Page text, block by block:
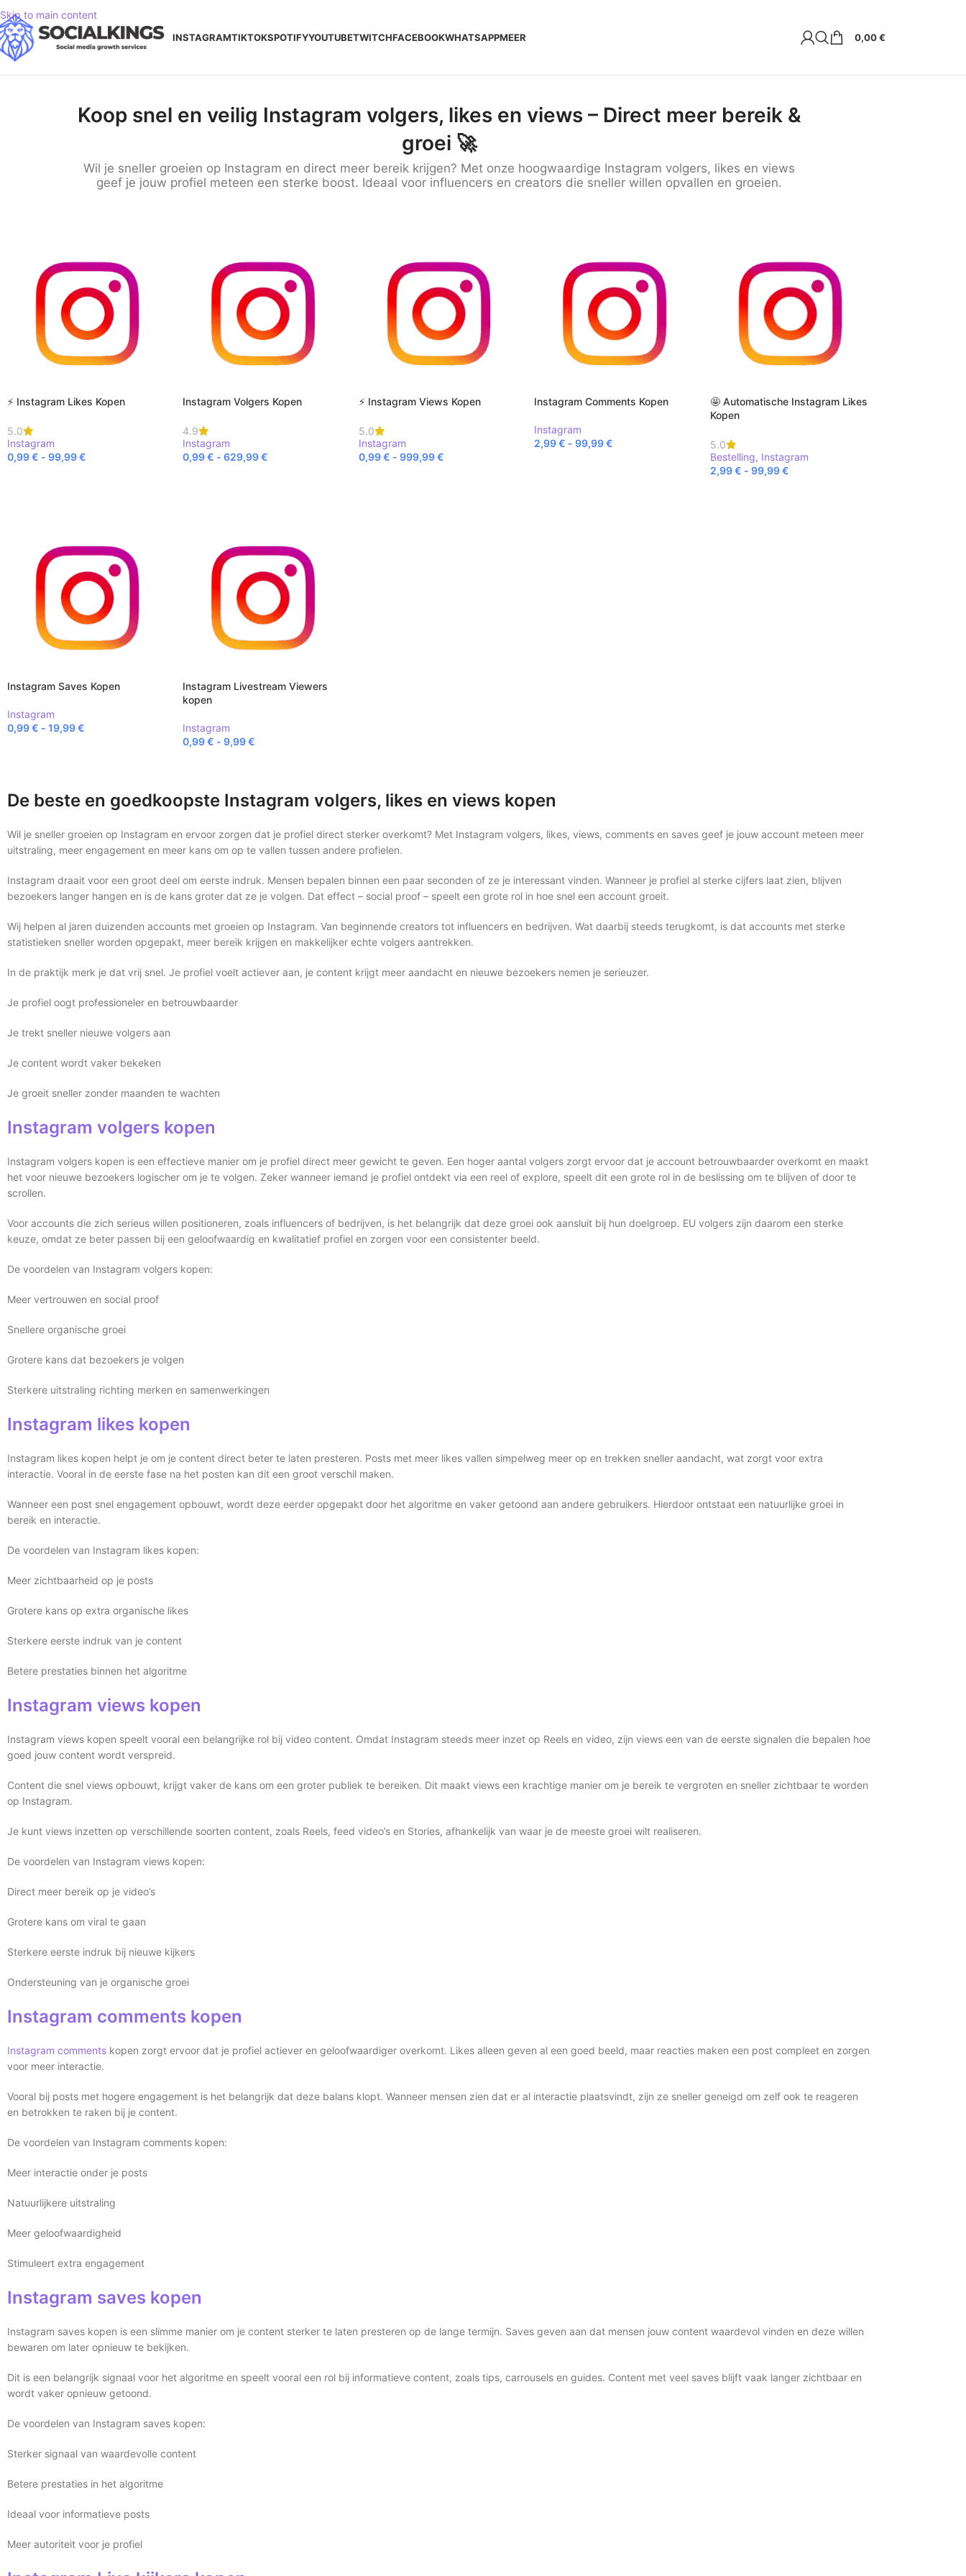
Skip to main content
INSTAGRAMTIKTOKSPOTIFYYOUTUBETWITCHFACEBOOKWHATSAPPMEER 0,00€
Koop snel en veilig Instagram volgers, likes en views – Direct meer bereik &
groei 🚀
Wil je sneller groeien op Instagram en direct meer bereik krijgen? Met onze hoogwaardige Instagram volgers, likes en views
geef je jouw profiel meteen een sterke boost. Ideaal voor influencers en creators die sneller willen opvallen en groeien.
⚡ Instagram Likes Kopen
5.0
Instagram
0,99€ - 99,99€
Instagram Volgers Kopen
4.9
Instagram
0,99€ - 629,99€
⚡ Instagram Views Kopen
5.0
Instagram
0,99€ - 999,99€
Instagram Comments Kopen
Instagram
2,99€ - 99,99€
🤩 Automatische Instagram Likes
Kopen
5.0
Bestelling, Instagram
2,99€ - 99,99€
Instagram Saves Kopen
Instagram
0,99€ - 19,99€
Instagram Livestream Viewers
kopen
Instagram
0,99€ - 9,99€
De beste en goedkoopste Instagram volgers, likes en views kopen
Wil je sneller groeien op Instagram en ervoor zorgen dat je profiel direct sterker overkomt? Met Instagram volgers, likes, views, comments en saves geef je jouw account meteen meer
uitstraling, meer engagement en meer kans om op te vallen tussen andere profielen.
Instagram draait voor een groot deel om eerste indruk. Mensen bepalen binnen een paar seconden of ze je interessant vinden. Wanneer je profiel al sterke cijfers laat zien, blijven
bezoekers langer hangen en is de kans groter dat ze je volgen. Dat effect – social proof – speelt een grote rol in hoe snel een account groeit.
Wij helpen al jaren duizenden accounts met groeien op Instagram. Van beginnende creators tot influencers en bedrijven. Wat daarbij steeds terugkomt, is dat accounts met sterke
statistieken sneller worden opgepakt, meer bereik krijgen en makkelijker echte volgers aantrekken.
In de praktijk merk je dat vrij snel. Je profiel voelt actiever aan, je content krijgt meer aandacht en nieuwe bezoekers nemen je serieuzer.
Je profiel oogt professioneler en betrouwbaarder
Je trekt sneller nieuwe volgers aan
Je content wordt vaker bekeken
Je groeit sneller zonder maanden te wachten
Instagram volgers kopen
Instagram volgers kopen is een effectieve manier om je profiel direct meer gewicht te geven. Een hoger aantal volgers zorgt ervoor dat je account betrouwbaarder overkomt en maakt
het voor nieuwe bezoekers logischer om je te volgen. Zeker wanneer iemand je profiel ontdekt via een reel of explore, speelt dit een grote rol in de beslissing om te blijven of door te
scrollen.
Voor accounts die zich serieus willen positioneren, zoals influencers of bedrijven, is het belangrijk dat deze groei ook aansluit bij hun doelgroep. EU volgers zijn daarom een sterke
keuze, omdat ze beter passen bij een geloofwaardig en kwalitatief profiel en zorgen voor een consistenter beeld.
De voordelen van Instagram volgers kopen:
Meer vertrouwen en social proof
Snellere organische groei
Grotere kans dat bezoekers je volgen
Sterkere uitstraling richting merken en samenwerkingen
Instagram likes kopen
Instagram likes kopen helpt je om je content direct beter te laten presteren. Posts met meer likes vallen simpelweg meer op en trekken sneller aandacht, wat zorgt voor extra
interactie. Vooral in de eerste fase na het posten kan dit een groot verschil maken.
Wanneer een post snel engagement opbouwt, wordt deze eerder opgepakt door het algoritme en vaker getoond aan andere gebruikers. Hierdoor ontstaat een natuurlijke groei in
bereik en interactie.
De voordelen van Instagram likes kopen:
Meer zichtbaarheid op je posts
Grotere kans op extra organische likes
Sterkere eerste indruk van je content
Betere prestaties binnen het algoritme
Instagram views kopen
Instagram views kopen speelt vooral een belangrijke rol bij video content. Omdat Instagram steeds meer inzet op Reels en video, zijn views een van de eerste signalen die bepalen hoe
goed jouw content wordt verspreid.
Content die snel views opbouwt, krijgt vaker de kans om een groter publiek te bereiken. Dit maakt views een krachtige manier om je bereik te vergroten en sneller zichtbaar te worden
op Instagram.
Je kunt views inzetten op verschillende soorten content, zoals Reels, feed video’s en Stories, afhankelijk van waar je de meeste groei wilt realiseren.
De voordelen van Instagram views kopen:
Direct meer bereik op je video’s
Grotere kans om viral te gaan
Sterkere eerste indruk bij nieuwe kijkers
Ondersteuning van je organische groei
Instagram comments kopen
Instagram comments kopen zorgt ervoor dat je profiel actiever en geloofwaardiger overkomt. Likes alleen geven al een goed beeld, maar reacties maken een post compleet en zorgen
voor meer interactie.
Vooral bij posts met hogere engagement is het belangrijk dat deze balans klopt. Wanneer mensen zien dat er al interactie plaatsvindt, zijn ze sneller geneigd om zelf ook te reageren
en betrokken te raken bij je content.
De voordelen van Instagram comments kopen:
Meer interactie onder je posts
Natuurlijkere uitstraling
Meer geloofwaardigheid
Stimuleert extra engagement
Instagram saves kopen
Instagram saves kopen is een slimme manier om je content sterker te laten presteren op de lange termijn. Saves geven aan dat mensen jouw content waardevol vinden en deze willen
bewaren om later opnieuw te bekijken.
Dit is een belangrijk signaal voor het algoritme en speelt vooral een rol bij informatieve content, zoals tips, carrousels en guides. Content met veel saves blijft vaak langer zichtbaar en
wordt vaker opnieuw getoond.
De voordelen van Instagram saves kopen:
Sterker signaal van waardevolle content
Betere prestaties in het algoritme
Ideaal voor informatieve posts
Meer autoriteit voor je profiel